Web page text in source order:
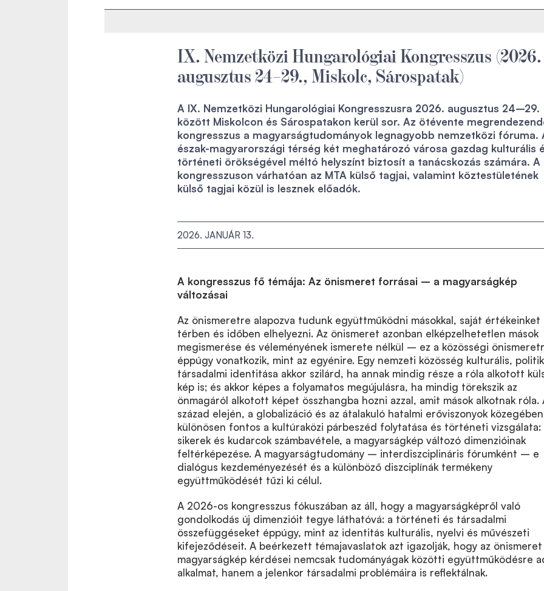
IX. Nemzetközi Hungarológiai Kongresszus (2026.
augusztus 24–29., Miskolc, Sárospatak)
A IX. Nemzetközi Hungarológiai Kongresszusra 2026. augusztus 24–29.
között Miskolcon és Sárospatakon kerül sor. Az ötévente
kongresszus a magyarságtudományok legnagyobb nemzetközi fóruma.
észak-magyarországi térség két meghatározó városa gazdag kulturális
történeti örökségével méltó helyszínt biztosít a tanácskozás számára. A
kongresszuson várhatóan az MTA külső tagjai, valamint köztestületének
külső tagjai közül is lesznek előadók.
2026. JANUÁR 13.
A kongresszus fő témája: Az önismeret forrásai – a magyarságkép
változásai
Az önismeretre alapozva tudunk együttműködni másokkal, saját értékeinket
térben és időben elhelyezni. Az önismeret azonban elképzelhetetlen mások
megismerése és véleményének ismerete nélkül – ez a közösségi
éppúgy vonatkozik, mint az egyénire. Egy nemzeti közösség kulturális,
társadalmi identitása akkor szilárd, ha annak mindig része a róla alkotott
kép is; és akkor képes a folyamatos megújulásra, ha mindig törekszik az
önmagáról alkotott képet összhangba hozni azzal, amit mások alkotnak róla.
század elején, a globalizáció és az átalakuló hatalmi erőviszonyok közegében
különösen fontos a kultúraközi párbeszéd folytatása és történeti vizsgálata:
sikerek és kudarcok számbavétele, a magyarságkép változó dimenzióinak
feltérképezése. A magyarságtudomány – interdiszciplináris fórumként – e
dialógus kezdeményezését és a különböző diszciplínák termékeny
együttműködését tűzi ki célul.
A 2026-os kongresszus fókuszában az áll, hogy a magyarságképről való
gondolkodás új dimenzióit tegye láthatóvá: a történeti és társadalmi
összefüggéseket éppúgy, mint az identitás kulturális, nyelvi és művészeti
kifejeződéseit. A beérkezett témajavaslatok azt igazolják, hogy az önismeret
magyarságkép kérdései nemcsak tudományágak közötti együttműködésre
alkalmat, hanem a jelenkor társadalmi problémáira is reflektálnak.